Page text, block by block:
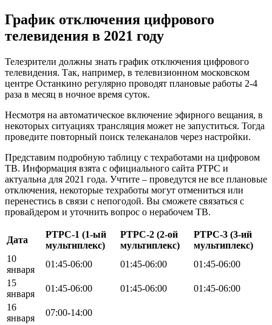
График отключения цифрового
телевидения в 2021 году
Телезрители должны знать график отключения цифрового
телевидения. Так, например, в телевизионном московском
центре Останкино регулярно проводят плановые работы 2-4
раза в месяц в ночное время суток.
Несмотря на автоматическое включение эфирного вещания, в
некоторых ситуациях трансляция может не запуститься. Тогда
проведите повторный поиск телеканалов через настройки.
Представим подробную таблицу с техработами на цифровом
ТВ. Информация взята с официального сайта РТРС и
актуальна для 2021 года. Учтите – проведутся не все плановые
отключения, некоторые техработы могут отмениться или
перенестись в связи с непогодой. Вы сможете связаться с
провайдером и уточнить вопрос о нерабочем ТВ.
Дата
РТРС-1 (1-ый
мультиплекс)
РТРС-2 (2-ой
мультиплекс)
РТРС-3 (3-ий
мультиплекс)
10
января
01:45-06:00 01:45-06:00
01:45-06:00
15
января
01:45-06:00 01:45-06:00
01:45-06:00
16
января
07:00-14:00